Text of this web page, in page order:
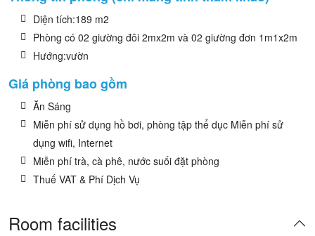
Diện tích:189 m2
Phòng có 02 giường đôi 2mx2m và 02 giường đơn 1m1x2m
Hướng:vườn
Giá phòng bao gồm
Ăn Sáng
Miễn phí sử dụng hồ bơi, phòng tập thể dục Miễn phí sử
dụng wifi, Internet
Miễn phí trà, cà phê, nước suối đặt phòng
Thuế VAT & Phí Dịch Vụ
Room facilities